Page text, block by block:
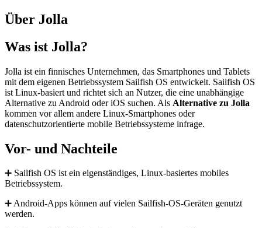
Über Jolla
Was ist Jolla?
Jolla ist ein finnisches Unternehmen, das Smartphones und Tablets
mit dem eigenen Betriebssystem Sailfish OS entwickelt. Sailfish OS
ist Linux-basiert und richtet sich an Nutzer, die eine unabhängige
Alternative zu Android oder iOS suchen. Als Alternative zu Jolla
kommen vor allem andere Linux-Smartphones oder
datenschutzorientierte mobile Betriebssysteme infrage.
Vor- und Nachteile
➕ Sailfish OS ist ein eigenständiges, Linux-basiertes mobiles
Betriebssystem.
➕ Android-Apps können auf vielen Sailfish-OS-Geräten genutzt
werden.